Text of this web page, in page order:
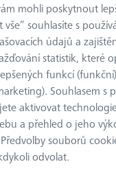
ZÁKLADNÍ
Základní
AF25
626109-9610-057
mohli poskytnout
souhlasíte s
údajů a
statistik, které
funkcí
Souhlasem s
aktivovat
a přehled o jeho
souborů
odvolat.